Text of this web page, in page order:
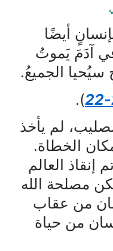
أيضًا
في آدَمَ يَموتُ
سيُحيا الجميعُ.
).
لم يأخذ
الخطاة.
إنقاذ العالم
مصلحة الله
من عقاب
من حياة